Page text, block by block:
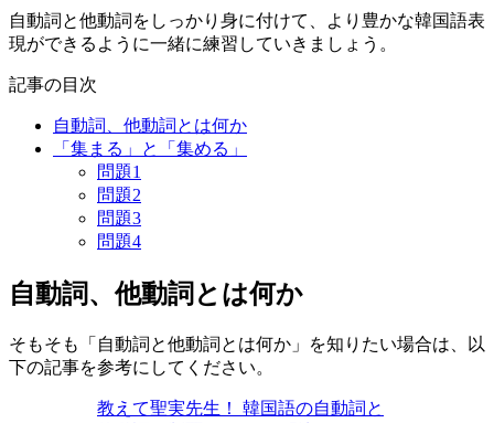
自動詞と他動詞をしっかり身に付けて、より豊かな韓国語表
現ができるように一緒に練習していきましょう。
記事の目次
自動詞、他動詞とは何か
「集まる」と「集める」
問題1
問題2
問題3
問題4
自動詞、他動詞とは何か
そもそも「自動詞と他動詞とは何か」を知りたい場合は、以
下の記事を参考にしてください。
教えて聖実先生！ 韓国語の自動詞と